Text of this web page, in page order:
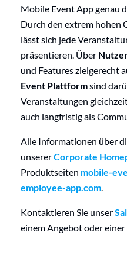
Mobile Event App genau
Durch den extrem hohen
lässt sich jede
präsentieren. Über
und Features zielgerecht
Event Plattformsind
Veranstaltungen
auch langfristig als
Alle Informationen über
unsererCorporate
Produktseiten mobile-
employee-app.com.
Kontaktieren Sie unser
einem Angebot oder